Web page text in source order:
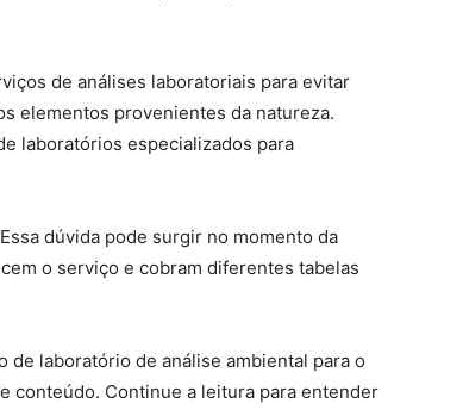
de análises laboratoriais para evitar
elementos provenientes da natureza.
laboratórios especializados para
dúvida pode surgir no momento da
o serviço e cobram diferentes tabelas
de laboratório de análise ambiental para o
conteúdo. Continue a leitura para entender